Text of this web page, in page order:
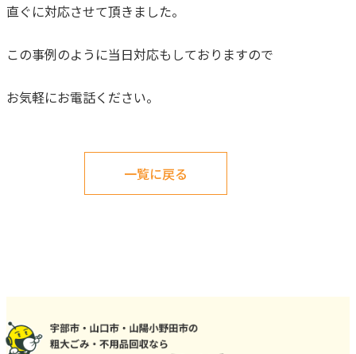
直ぐに対応させて頂きました。
この事例のように当日対応もしておりますので
お気軽にお電話ください。
一覧に戻る